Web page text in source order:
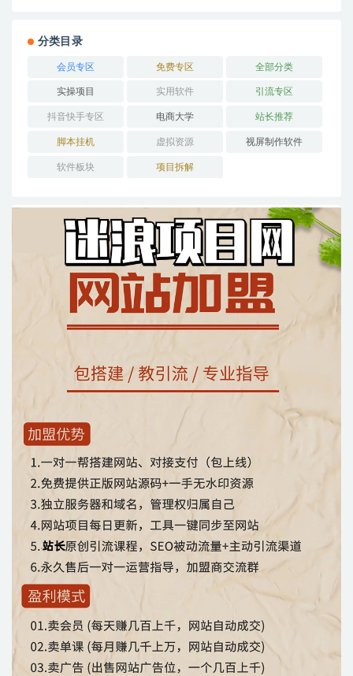
分类目录
会员专区 免费专区 全部分类
实操项目 实用软件 引流专区
抖音快手专区 电商大学 站长推荐
脚本挂机 虚拟资源 视屏制作软件
软件板块 项目拆解